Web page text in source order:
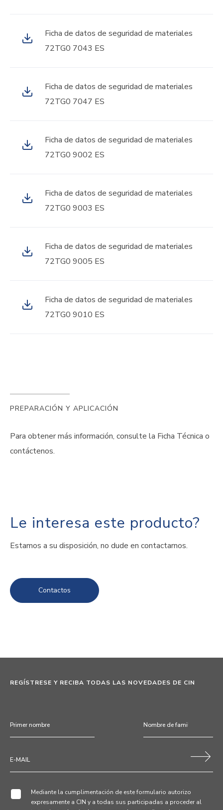
Ficha de datos de seguridad de materiales
72TG0 7043 ES
Ficha de datos de seguridad de materiales
72TG0 7047 ES
Ficha de datos de seguridad de materiales
72TG0 9002 ES
Ficha de datos de seguridad de materiales
72TG0 9003 ES
Ficha de datos de seguridad de materiales
72TG0 9005 ES
Ficha de datos de seguridad de materiales
72TG0 9010 ES
PREPARACIÓN Y APLICACIÓN
Para obtener más información, consulte la Ficha Técnica o
contáctenos.
Le interesa este producto?
Estamos a su disposición, no dude en contactarnos.
Contactos
REGÍSTRESE Y RECIBA TODAS LAS NOVEDADES DE CIN
Mediante la cumplimentación de este formulario autorizo
expresamente a CIN y a todas sus participadas a proceder al